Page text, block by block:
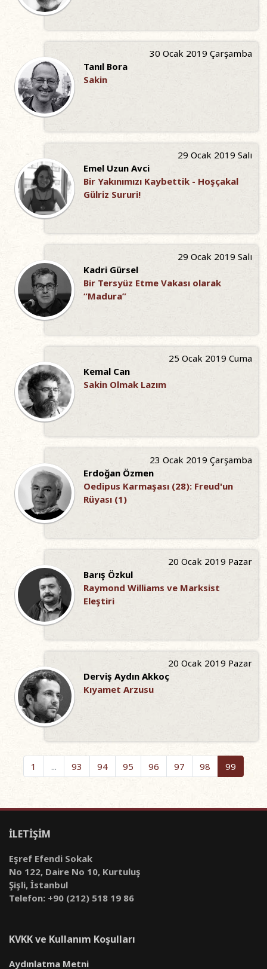
30 Ocak 2019 Çarşamba
Tanıl Bora
Sakin
29 Ocak 2019 Salı
Emel Uzun Avci
Bir Yakınımızı Kaybettik - Hoşçakal
Gülriz Sururi!
29 Ocak 2019 Salı
Kadri Gürsel
Bir Tersyüz Etme Vakası olarak
“Madura”
25 Ocak 2019 Cuma
Kemal Can
Sakin Olmak Lazım
23 Ocak 2019 Çarşamba
Erdoğan Özmen
Oedipus Karmaşası (28): Freud'un
Rüyası (1)
20 Ocak 2019 Pazar
Barış Özkul
Raymond Williams ve Marksist
Eleştiri
20 Ocak 2019 Pazar
Derviş Aydın Akkoç
Kıyamet Arzusu
1 ... 93 94 95 96 97 98 99
İLETİŞİM
Eşref Efendi Sokak
No 122, Daire No 10, Kurtuluş
Şişli, İstanbul
Telefon: +90 (212) 518 19 86
KVKK ve Kullanım Koşulları
Aydınlatma Metni